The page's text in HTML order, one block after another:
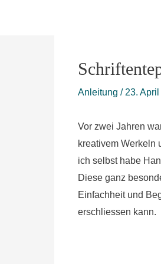
Anleitung / 23.
Vor zwei Jahren
kreativem Werkeln
ich selbst habe
Diese ganz
Einfachheit und
erschliessen kann.